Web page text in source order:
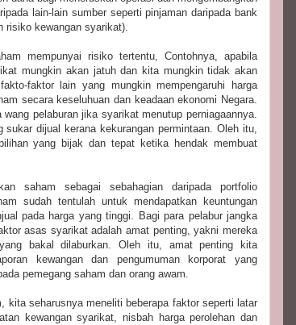
lain-lain sumber seperti pinjaman daripada bank
risiko kewangan syarikat).
mempunyai risiko tertentu, Contohnya, apabila
mungkin akan jatuh dan kita mungkin tidak akan
faktor lain yang mungkin mempengaruhi harga
secara keseluhuan dan keadaan ekonomi Negara.
pelaburan jika syarikat menutup perniagaannya.
dijual kerana kekurangan permintaan. Oleh itu,
yang bijak dan tepat ketika hendak membuat
saham sebagai sebahagian daripada portfolio
sudah tentulah untuk mendapatkan keuntungan
pada harga yang tinggi. Bagi para pelabur jangka
asas syarikat adalah amat penting, yakni mereka
bakal dilaburkan. Oleh itu, amat penting kita
kewangan dan pengumuman korporat yang
pemegang saham dan orang awam.
kita seharusnya meneliti beberapa faktor seperti latar
kewangan syarikat, nisbah harga perolehan dan